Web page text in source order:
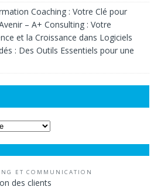
Coaching : Votre Clé pour
– A+ Consulting : Votre
et la Croissance dans Logiciels
: Des Outils Essentiels pour une
ET COMMUNICATION
des clients